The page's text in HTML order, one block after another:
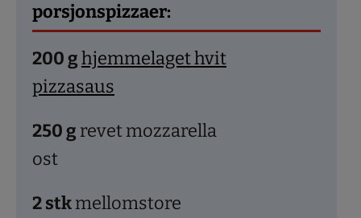
porsjonspizzaer:
200ghjemmelaget hvit
pizzasaus
250g revet mozzarella
ost
2stkmellomstore